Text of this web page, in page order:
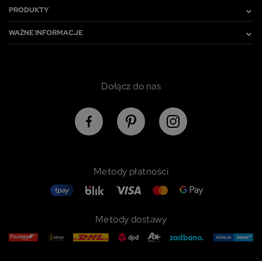
PRODUKTY
WAŻNE INFORMACJE
Dołącz do nas
Metody płatności
Metody dostawy